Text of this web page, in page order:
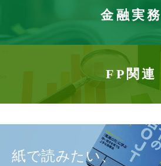
金融実務
FP関連
紙で読みたい、